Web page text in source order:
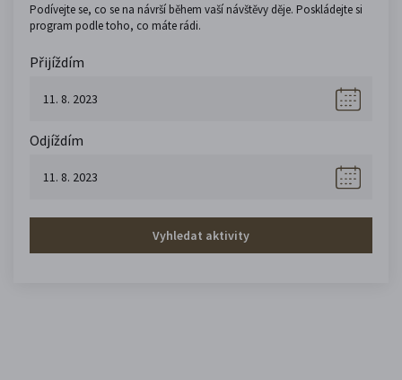
Podívejte se, co se na návrší během vaší návštěvy děje. Poskládejte si
program podle toho, co máte rádi.
Přijíždím
Odjíždím
Vyhledat aktivity